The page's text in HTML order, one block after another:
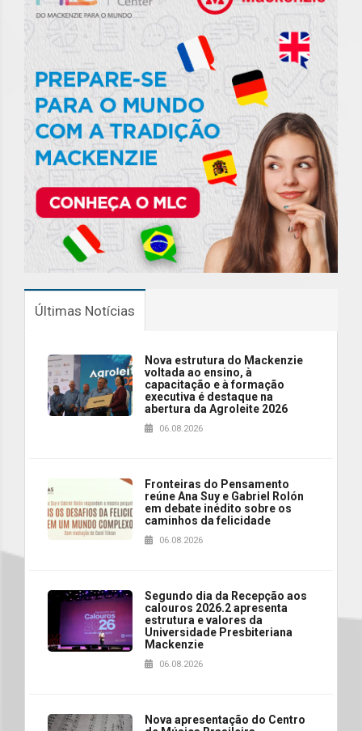
Últimas Notícias
Nova estrutura do Mackenzie
voltada ao ensino, à
capacitação e à formação
executiva é destaque na
abertura da Agroleite 2026
06.08.2026
Fronteiras do Pensamento
reúne Ana Suy e Gabriel Rolón
em debate inédito sobre os
caminhos da felicidade
06.08.2026
Segundo dia da Recepção aos
calouros 2026.2 apresenta
estrutura e valores da
Universidade Presbiteriana
Mackenzie
06.08.2026
Nova apresentação do Centro